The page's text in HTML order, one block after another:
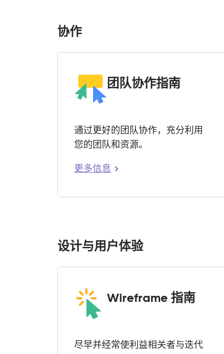
协作
团队协作指南
通过更好的团队协作，充分利用
您的团队和资源。
更多信息
设计与用户体验
Wireframe 指南
尽早并经常使利益相关者与迭代